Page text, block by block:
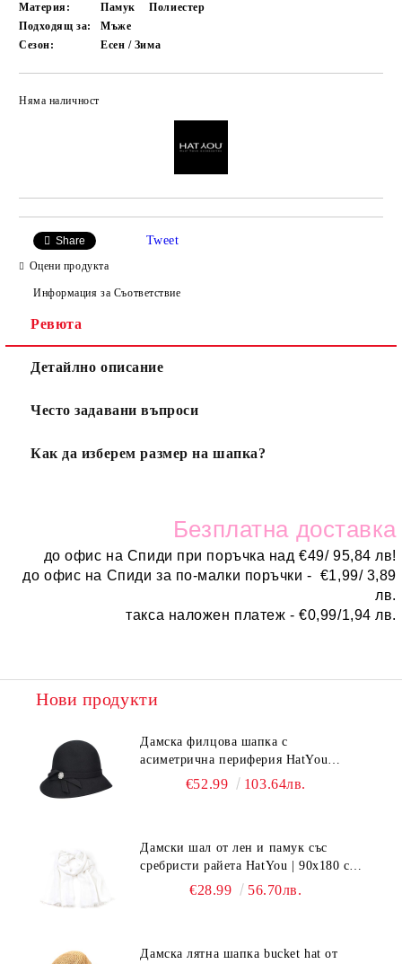
Материя: Памук
Полиестер
Подходящ за:
Мъже
Сезон:
Есен / Зима
Няма наличност
Share Tweet
Оцени продукта
Информация за Съответствие
Ревюта
Детайлно описание
Често задавани въпроси
Как да изберем размер на шапка?
Безплатна доставка
до офис на Спиди при поръчка над€49/ 95,84 лв!
до офис на Спиди за по-малки поръчки - €1,99/ 3,89
лв.
такса наложен платеж -€0,99/1,94 лв.
Нови продукти
Дамска филцова шапка с
асиметрична периферия HatYou
CF0376 | Черен
€52.99 103.64лв.
Дамски шал от лен и памук със
сребристи райета HatYou | 90x180 см |
€28.99 56.70лв.
Дамска лятна шапка bucket hat от